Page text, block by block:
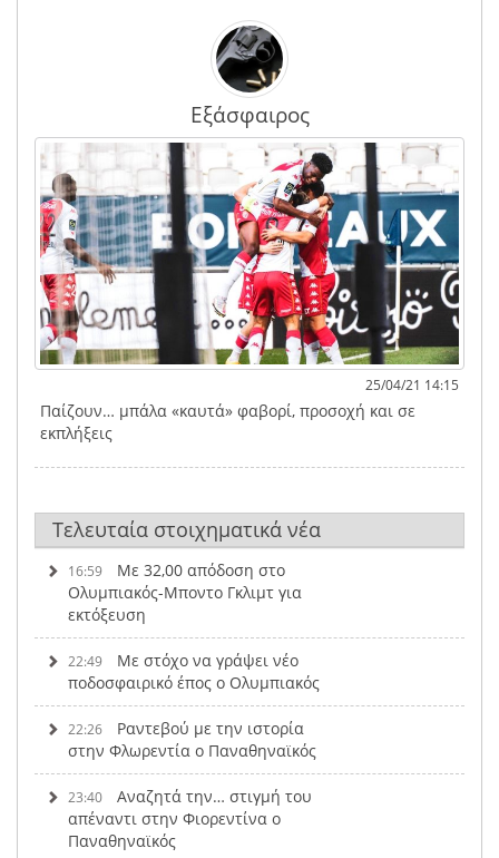
Εξάσφαιρος
25/04/21 14:15
Παίζουν… μπάλα «καυτά» φαβορί, προσοχή και σε
εκπλήξεις
Τελευταία στοιχηματικά νέα
16:59
Με 32,00 απόδοση στο
Ολυμπιακός-Μποντο Γκλιμτ για
εκτόξευση
22:49
Με στόχο να γράψει νέο
ποδοσφαιρικό έπος ο Ολυμπιακός
22:26
Ραντεβού με την ιστορία
στην Φλωρεντία ο Παναθηναϊκός
23:40
Αναζητά την… στιγμή του
απέναντι στην Φιορεντίνα ο
Παναθηναϊκός